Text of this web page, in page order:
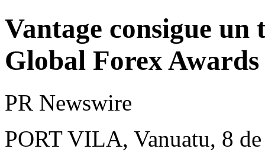
Vantage consigue
Global Forex
PR Newswire
PORT VILA, Vanuatu, 8